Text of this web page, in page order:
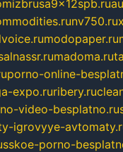
nv750.ru
modopaper.ru
madoma.ru
porno-online-
expo.ruribery.ru
video-besplatno.ru
igrovyye-
porno-